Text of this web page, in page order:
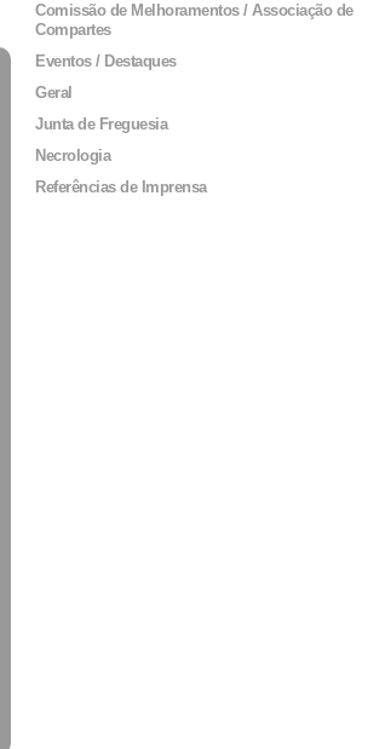
Comissão de Melhoramentos / Associação de
Compartes
Eventos / Destaques
Geral
Junta de Freguesia
Necrologia
Referências de Imprensa